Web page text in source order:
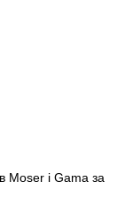
Moser і Gama за